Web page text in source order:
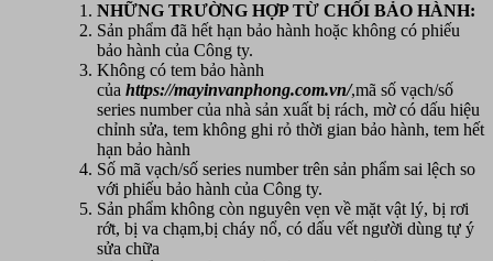
NHỮNG TRƯỜNG HỢP TỪ CHỐI BẢO HÀNH:
Sản phẩm đã hết hạn bảo hành hoặc không có phiếu
bảo hành của Công ty.
Không có tem bảo hành
của https://mayinvanphong.com.vn/,mã số vạch/số
series number của nhà sản xuất bị rách, mờ có dấu hiệu
chỉnh sửa, tem không ghi rỏ thời gian bảo hành, tem hết
hạn bảo hành
Số mã vạch/số series number trên sản phẩm sai lệch so
với phiếu bảo hành của Công ty.
Sản phẩm không còn nguyên vẹn về mặt vật lý, bị rơi
rớt, bị va chạm,bị cháy nổ, có dấu vết người dùng tự ý
sửa chữa